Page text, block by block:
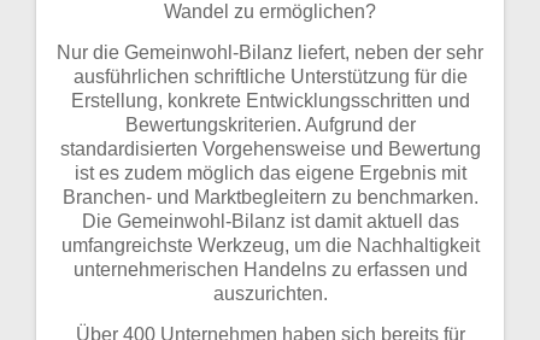
Wandel zu ermöglichen?
Nur die Gemeinwohl-Bilanz liefert, neben der sehr
ausführlichen schriftliche Unterstützung für die
Erstellung, konkrete Entwicklungsschritten und
Bewertungskriterien. Aufgrund der
standardisierten Vorgehensweise und Bewertung
ist es zudem möglich das eigene Ergebnis mit
Branchen- und Marktbegleitern zu benchmarken.
Die Gemeinwohl-Bilanz ist damit aktuell das
umfangreichste Werkzeug, um die Nachhaltigkeit
unternehmerischen Handelns zu erfassen und
auszurichten.
Über 400 Unternehmen haben sich bereits für